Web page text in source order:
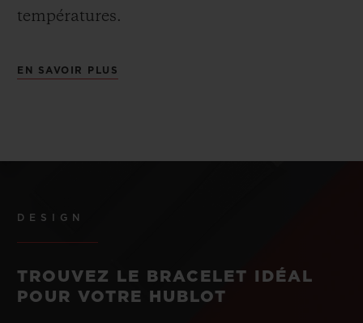
températures.
EN SAVOIR PLUS
DESIGN
TROUVEZ LE BRACELET IDÉAL
POUR VOTRE HUBLOT